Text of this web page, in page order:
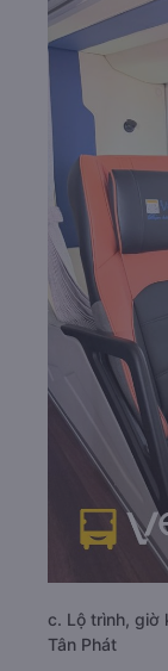
c. Lộ trình, giờ
Tân Phát